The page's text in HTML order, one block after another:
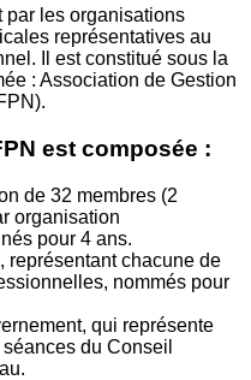
par les organisations
représentatives au
Il est constitué sous la
: Association de Gestion
est composée :
de 32 membres (2
organisation
pour 4 ans.
représentant chacune de
nommés pour
qui représente
séances du Conseil